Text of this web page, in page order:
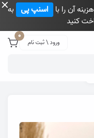
آن را با اسنپ پی به
کنید
ورود \ ثبت نام
0